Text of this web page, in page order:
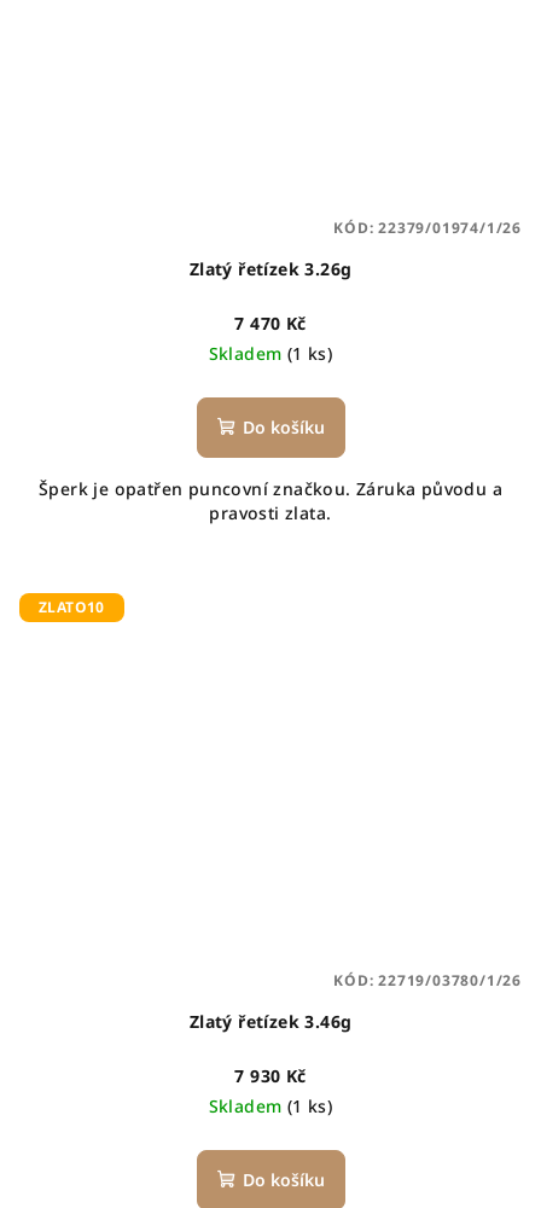
Zlatý řetízek 3.26g
7 470 Kč
Skladem (1 ks)
Do košíku
Šperk je opatřen puncovní značkou. Záruka původu a
pravosti zlata.
KÓD:22379/01974/1/26
ZLATO10
Zlatý řetízek 3.46g
7 930 Kč
Skladem (1 ks)
Do košíku
KÓD:22719/03780/1/26